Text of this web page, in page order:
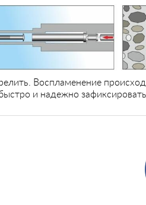
Воспламенение
и надежно зафиксировать